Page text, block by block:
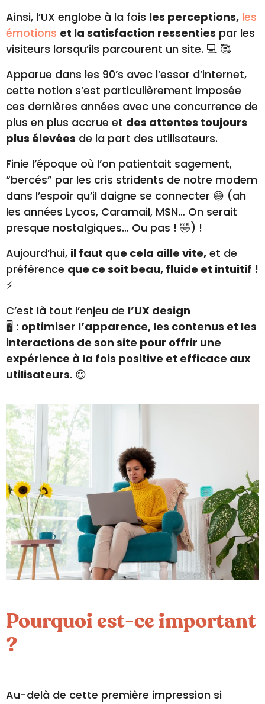
Ainsi, l’UX englobe à la fois les perceptions, les
émotions et la satisfaction ressenties par les
visiteurs lorsqu’ils parcourent un site. 💻 🥰
Apparue dans les 90’s avec l’essor d’internet,
cette notion s’est particulièrement imposée
ces dernières années avec une concurrence de
plus en plus accrue et des attentes toujours
plus élevées de la part des utilisateurs.
Finie l’époque où l’on patientait sagement,
“bercés” par les cris stridents de notre modem
dans l’espoir qu’il daigne se connecter 😅 (ah
les années Lycos, Caramail, MSN… On serait
presque nostalgiques… Ou pas ! 🤣) !
Aujourd’hui, il faut que cela aille vite, et de
préférence que ce soit beau, fluide et intuitif !
⚡
C’est là tout l’enjeu de l’UX design
🖥️ : optimiser l’apparence, les contenus et les
interactions de son site pour offrir une
expérience à la fois positive et efficace aux
utilisateurs. 😊
Pourquoi est-ce important
?
Au-delà de cette première impression si